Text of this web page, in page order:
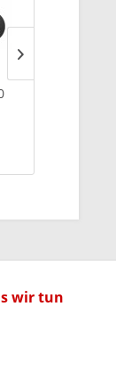
wir tun